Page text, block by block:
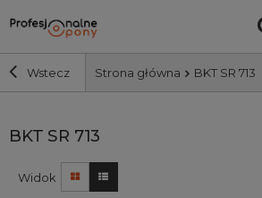
Wstecz Strona główna BKT SR 713
Szerokość i profil
Średnica
BKT SR 713
Widok